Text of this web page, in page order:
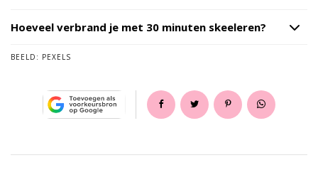
Hoeveel verbrand je met 30 minuten skeeleren?
BEELD: PEXELS